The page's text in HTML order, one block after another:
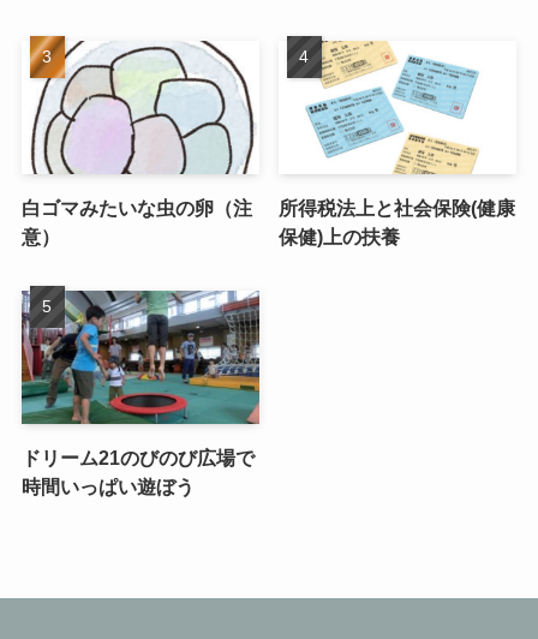
白ゴマみたいな虫の卵（注
意）
所得税法上と社会保険(健康
保健)上の扶養
ドリーム21のびのび広場で
時間いっぱい遊ぼう